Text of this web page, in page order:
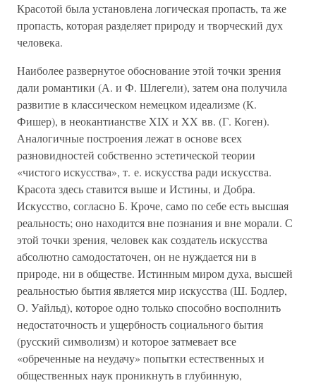
Красотой была установлена логическая пропасть, та же
пропасть, которая разделяет природу и творческий дух
человека.
Наиболее развернутое обоснование этой точки зрения
дали романтики (А. и Ф. Шлегели), затем она получила
развитие в классическом немецком идеализме (К.
Фишер), в неокантианстве XIX и XX вв. (Г. Коген).
Аналогичные построения лежат в основе всех
разновидностей собственно эстетической теории
«чистого искусства», т. е. искусства ради искусства.
Красота здесь ставится выше и Истины, и Добра.
Искусство, согласно Б. Кроче, само по себе есть высшая
реальность; оно находится вне познания и вне морали. С
этой точки зрения, человек как создатель искусства
абсолютно самодостаточен, он не нуждается ни в
природе, ни в обществе. Истинным миром духа, высшей
реальностью бытия является мир искусства (Ш. Бодлер,
О. Уайльд), которое одно только способно восполнить
недостаточность и ущербность социального бытия
(русский символизм) и которое затмевает все
«обреченные на неудачу» попытки естественных и
общественных наук проникнуть в глубинную,